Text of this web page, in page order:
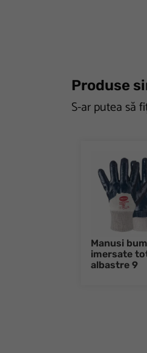
Produse
S-ar putea să
Manusi
imersate
albastre 9